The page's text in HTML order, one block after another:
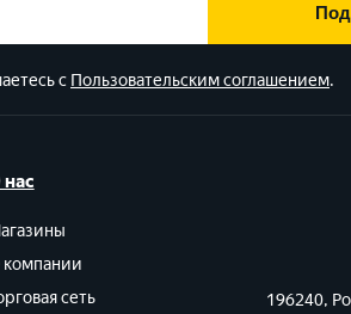
с Пользовательским соглашением.
сеть
196240,